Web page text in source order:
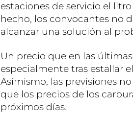
estaciones de servicio el
hecho, los convocantes no
alcanzar una solución al
Un precio que en las
especialmente tras estallar
Asimismo, las previsiones
que los precios de los
próximos días.